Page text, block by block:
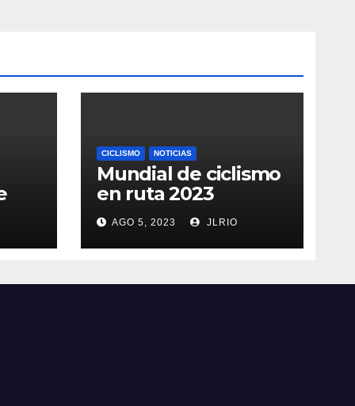
CICLISMO NOTICIAS
Mundial de ciclismo
en ruta 2023
AGO 5, 2023 JLRIO